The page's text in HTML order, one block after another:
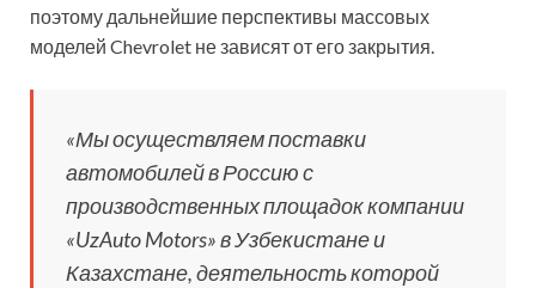
поэтому дальнейшие перспективы массовых
моделей Chevrolet не зависят от его закрытия.
«Мы осуществляем поставки
автомобилей в Россию с
производственных площадок компании
«UzAuto Motors» в Узбекистане и
Казахстане, деятельность которой